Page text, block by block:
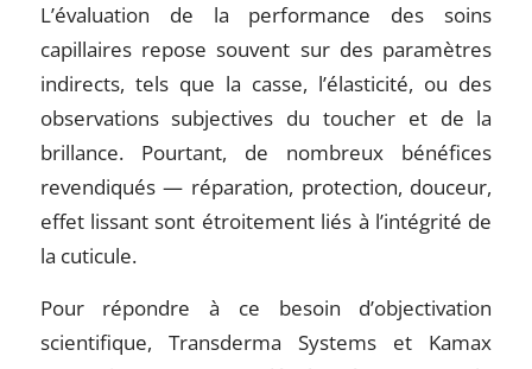
L’évaluation de la performance des soins
capillaires repose souvent sur des paramètres
indirects, tels que la casse, l’élasticité, ou des
observations subjectives du toucher et de la
brillance. Pourtant, de nombreux bénéfices
revendiqués — réparation, protection, douceur,
effet lissant sont étroitement liés à l’intégrité de
la cuticule.
Pour répondre à ce besoin d’objectivation
scientifique, Transderma Systems et Kamax